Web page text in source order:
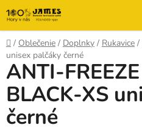
Prejsť
na
obsah
Domov
/ Oblečenie / Doplnky / Rukavice /
unisex palčáky černé
ANTI-
BLACK-XS
černé